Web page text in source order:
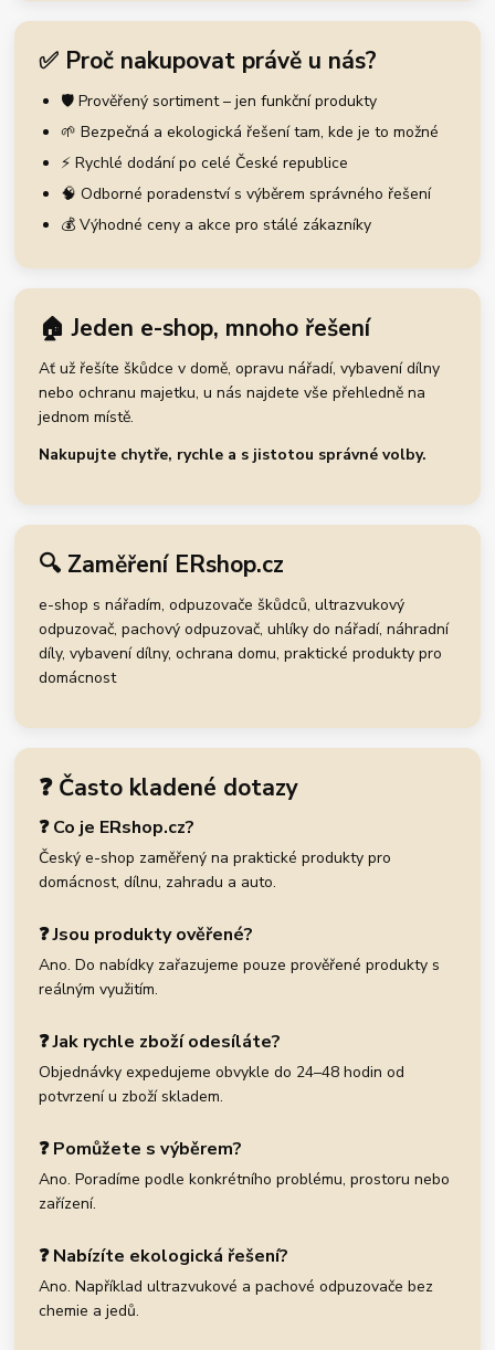
✅ Proč nakupovat právě u nás?
🛡️ Prověřený sortiment – jen funkční produkty
🌱 Bezpečná a ekologická řešení tam, kde je to možné
⚡ Rychlé dodání po celé České republice
🧠 Odborné poradenství s výběrem správného řešení
💰 Výhodné ceny a akce pro stálé zákazníky
🏠 Jeden e-shop, mnoho řešení
Ať už řešíte škůdce v domě, opravu nářadí, vybavení dílny
nebo ochranu majetku, u nás najdete vše přehledně na
jednom místě.
Nakupujte chytře, rychle a s jistotou správné volby.
🔍 Zaměření ERshop.cz
e-shop s nářadím, odpuzovače škůdců, ultrazvukový
odpuzovač, pachový odpuzovač, uhlíky do nářadí, náhradní
díly, vybavení dílny, ochrana domu, praktické produkty pro
domácnost
❓ Často kladené dotazy
❓ Co je ERshop.cz?
Český e-shop zaměřený na praktické produkty pro
domácnost, dílnu, zahradu a auto.
❓ Jsou produkty ověřené?
Ano. Do nabídky zařazujeme pouze prověřené produkty s
reálným využitím.
❓ Jak rychle zboží odesíláte?
Objednávky expedujeme obvykle do 24–48 hodin od
potvrzení u zboží skladem.
❓ Pomůžete s výběrem?
Ano. Poradíme podle konkrétního problému, prostoru nebo
zařízení.
❓ Nabízíte ekologická řešení?
Ano. Například ultrazvukové a pachové odpuzovače bez
chemie a jedů.